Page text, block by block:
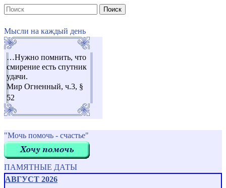
Поиск
Мысли на каждый день
…Нужно помнить, что
смирение есть спутник
удачи.
Мир Огненный, ч.3, §
52
"Мочь помочь - счастье"
ПАМЯТНЫЕ ДАТЫ
АВГУСТ 2026